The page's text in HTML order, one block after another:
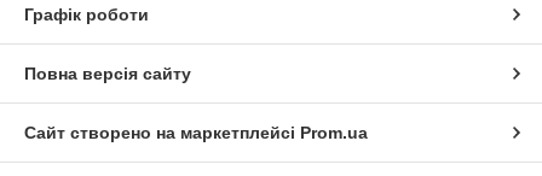
Графік роботи
Повна версія сайту
Сайт створено на маркетплейсі Prom.ua